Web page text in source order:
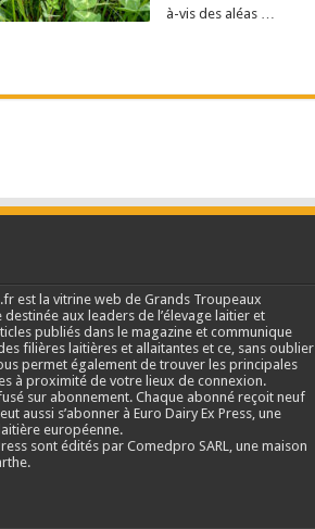
à-vis des aléas …
est la vitrine web de Grands Troupeaux
aux leaders de l’élevage laitier et
publiés dans le magazine et communique
filières laitières et allaitantes et ce, sans oublier
permet également de trouver les principales
à proximité de votre lieux de connexion.
sur abonnement. Chaque abonné reçoit neuf
aussi s’abonner à Euro Dairy Ex Press, une
européenne.
sont édités par Comedpro SARL, une maison